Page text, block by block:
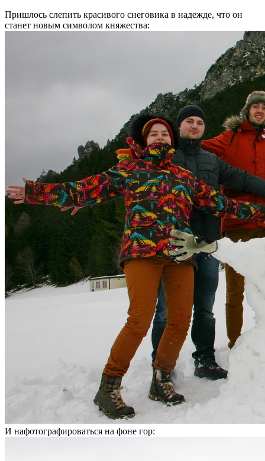
Пришлось слепить красивого снеговика в надежде, что он
станет новым символом княжества:
И нафотографироваться на фоне гор: